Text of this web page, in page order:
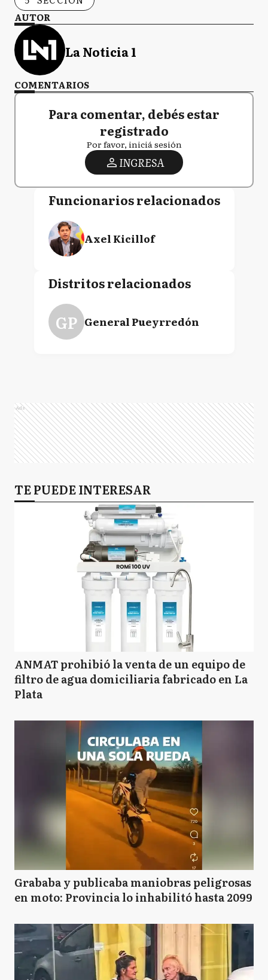
AUTOR
La Noticia 1
COMENTARIOS
Para comentar, debés estar
registrado
Por favor, iniciá sesión
INGRESA
Funcionarios relacionados
Axel Kicillof
Distritos relacionados
GP General Pueyrredón
Ads
TE PUEDE INTERESAR
ANMAT prohibió la venta de un equipo de
filtro de agua domiciliaria fabricado en La
Plata
Grababa y publicaba maniobras peligrosas
en moto: Provincia lo inhabilitó hasta 2099